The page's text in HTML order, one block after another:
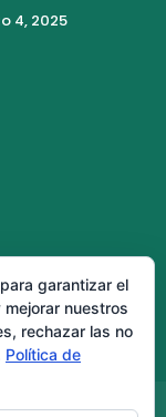
4, 2025
garantizar el
nuestros
rechazar las no
Política de